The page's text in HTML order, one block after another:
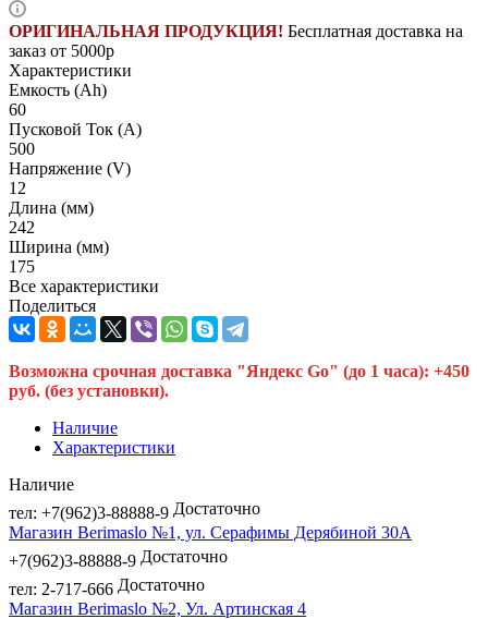
ОРИГИНАЛЬНАЯ ПРОДУКЦИЯ! Бесплатная доставка на
заказ от 5000р
Характеристики
Емкость (Ah)
60
Пусковой Ток (A)
500
Напряжение (V)
12
Длина (мм)
242
Ширина (мм)
175
Все характеристики
Поделиться
Возможна срочная доставка "Яндекс Go" (до 1 часа): +450
руб. (без установки).
Наличие
Характеристики
Наличие
тел: +7(962)3-88888-9 Достаточно
Магазин Berimaslo №1, ул. Серафимы Дерябиной 30А
+7(962)3-88888-9 Достаточно
тел: 2-717-666 Достаточно
Магазин Berimaslo №2, Ул. Артинская 4